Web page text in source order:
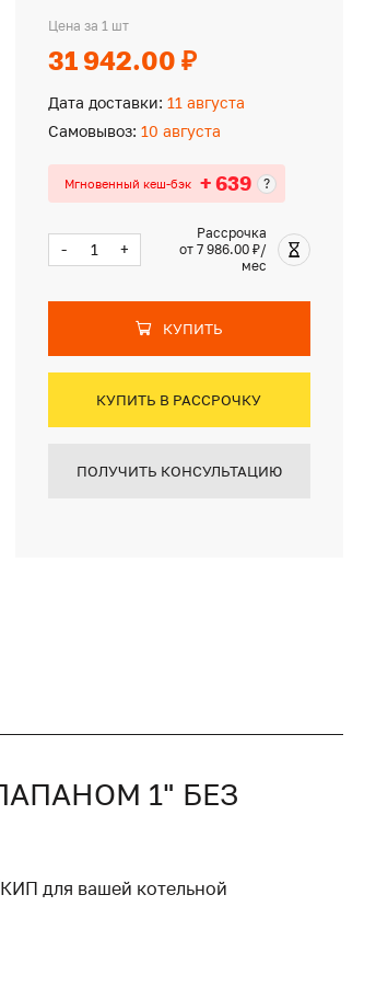
Цена за 1 шт
31 942.00 ₽
Дата доставки: 11 августа
Самовывоз: 10 августа
Мгновенный кеш-бэк + 639 ?
- +
Рассрочка
от 7 986.00 ₽/
мес
КУПИТЬ
КУПИТЬ В РАССРОЧКУ
ПОЛУЧИТЬ КОНСУЛЬТАЦИЮ
1" БЕЗ